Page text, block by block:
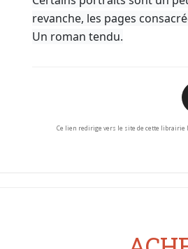
revanche, les pages
Un roman tendu.
Ce lien redirige vers le site de cette librairie